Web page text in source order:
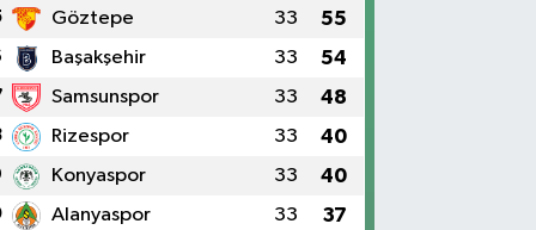
Göztepe 33 55
Başakşehir 33 54
Samsunspor 33 48
Rizespor 33 40
Konyaspor 33 40
Alanyaspor 33 37